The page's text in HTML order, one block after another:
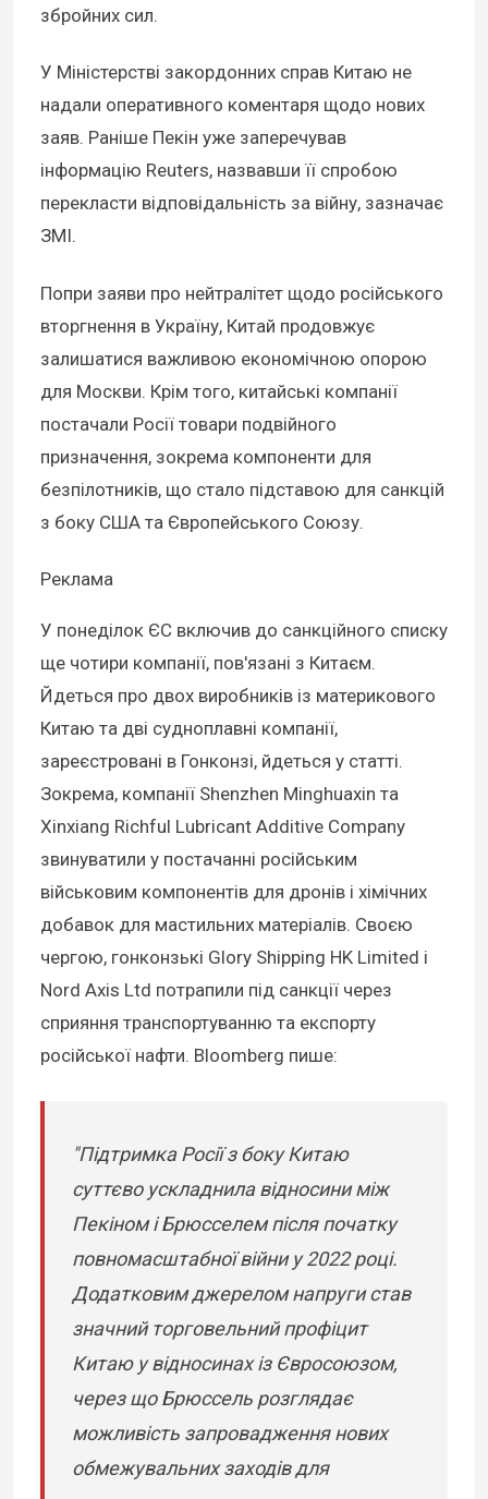
збройних сил.
У Міністерстві закордонних справ Китаю не
надали оперативного коментаря щодо нових
заяв. Раніше Пекін уже заперечував
інформацію Reuters, назвавши її спробою
перекласти відповідальність за війну, зазначає
ЗМІ.
Попри заяви про нейтралітет щодо російського
вторгнення в Україну, Китай продовжує
залишатися важливою економічною опорою
для Москви. Крім того, китайські компанії
постачали Росії товари подвійного
призначення, зокрема компоненти для
безпілотників, що стало підставою для санкцій
з боку США та Європейського Союзу.
Реклама
У понеділок ЄС включив до санкційного списку
ще чотири компанії, пов'язані з Китаєм.
Йдеться про двох виробників із материкового
Китаю та дві судноплавні компанії,
зареєстровані в Гонконзі, йдеться у статті.
Зокрема, компанії Shenzhen Minghuaxin та
Xinxiang Richful Lubricant Additive Company
звинуватили у постачанні російським
військовим компонентів для дронів і хімічних
добавок для мастильних матеріалів. Своєю
чергою, гонконзькі Glory Shipping HK Limited і
Nord Axis Ltd потрапили під санкції через
сприяння транспортуванню та експорту
російської нафти. Bloomberg пише:
"Підтримка Росії з боку Китаю
суттєво ускладнила відносини між
Пекіном і Брюсселем після початку
повномасштабної війни у 2022 році.
Додатковим джерелом напруги став
значний торговельний профіцит
Китаю у відносинах із Євросоюзом,
через що Брюссель розглядає
можливість запровадження нових
обмежувальних заходів для